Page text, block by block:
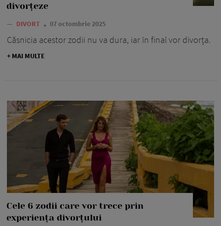
divorțeze
— DIVORT 07 octombrie 2025
Căsnicia acestor zodii nu va dura, iar în final vor divorța.
+ MAI MULTE
Cele 6 zodii care vor trece prin
experiența divorțului